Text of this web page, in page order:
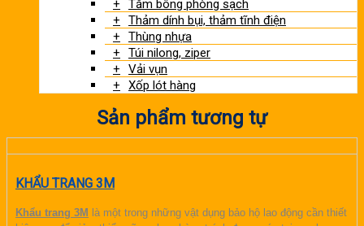
Tăm bông phòng sạch
Thảm dính bụi, thảm tĩnh điện
Thùng nhựa
Túi nilong, ziper
Vải vụn
Xốp lót hàng
Sản phẩm tương tự
KHẨU TRANG 3M
Khẩu trang 3M là một trong những vật dụng bảo hộ lao động cần thiết